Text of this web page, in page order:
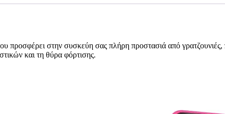
στην συσκεύη σας πλήρη προστασιά από γρατζουνιές,
και τη θύρα φόρτισης.